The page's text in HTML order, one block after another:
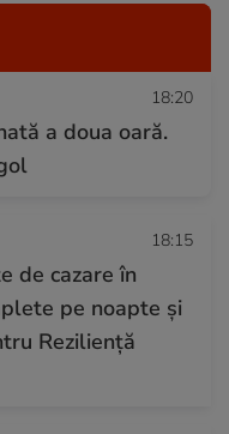
18:20
a doua oară.
18:15
de cazare în
pe noapte și
Reziliență